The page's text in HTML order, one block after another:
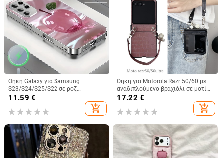
Θήκη Galaxy για Samsung
S23/S24/S25/S22 σε ροζ
παγωμένο κρύσταλλο με πλήρη
κάλυψη και μεταλλικό φινίρισμα
11.59 €
add_shopping_cart
Θήκη για Motorola Razr 50/60 με
αναδιπλούμενο βραχιόλι σε μοτίβο
κροκοδειλικού δέρματος
17.22 €
add_shopping_cart